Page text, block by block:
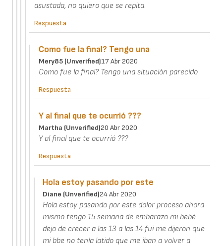
asustada, no quiero que se repita.
Respuesta
Como fue la final? Tengo una
Mery85 (unverified)17 Abr 2020
Como fue la final? Tengo una situación parecido
Respuesta
Y al final que te ocurrió ???
Martha (unverified)20 Abr 2020
Y al final que te ocurrió ???
Respuesta
Hola estoy pasando por este
Diane (unverified)24 Abr 2020
Hola estoy pasando por este dolor proceso ahora
mismo tengo 15 semana de embarazo mi bebé
dejo de crecer a las 13 a las 14 fui me dijeron que
mi bbe no tenía latido que me iban a volver a